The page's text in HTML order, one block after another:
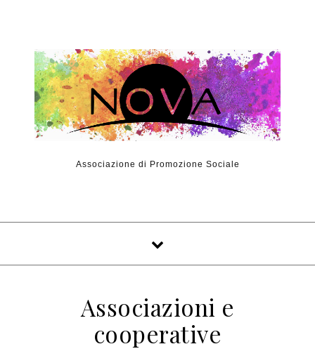
Associazione di Promozione Sociale
Associazioni e
cooperative